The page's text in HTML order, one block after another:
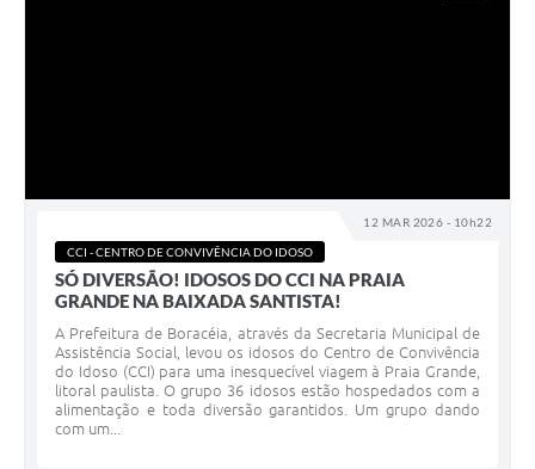
12 MAR 2026 - 10h22
CCI - CENTRO DE CONVIVÊNCIA DO IDOSO
SÓ DIVERSÃO! IDOSOS DO CCI NA PRAIA
GRANDE NA BAIXADA SANTISTA!
A Prefeitura de Boracéia, através da Secretaria Municipal de
Assistência Social, levou os idosos do Centro de Convivência
do Idoso (CCI) para uma inesquecível viagem à Praia Grande,
litoral paulista. O grupo 36 idosos estão hospedados com a
alimentação e toda diversão garantidos. Um grupo dando
com um...